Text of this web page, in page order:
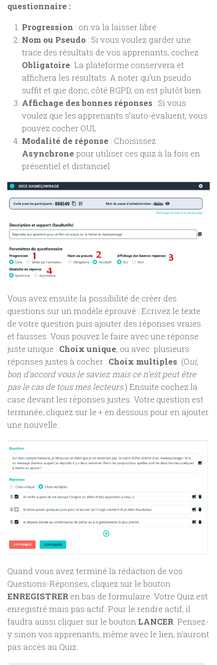
questionnaire :
Progression : on va la laisser libre
Nom ou Pseudo : Si vous voulez garder une
trace des résultats de vos apprenants, cochez
Obligatoire. La plateforme conservera et
affichera les résultats. A noter qu’un pseudo
suffit et que donc, côté RGPD, on est plutôt bien.
Affichage des bonnes réponses : Si vous
voulez que les apprenants s’auto-évaluent, vous
pouvez cocher OUI,
Modalité de réponse : Choisissez
Asynchrone pour utiliser ces quiz à la fois en
présentiel et distanciel
Vous avez ensuite la possibilité de créer des
questions sur un modèle éprouvé : Ecrivez le texte
de votre question puis ajouter des réponses vraies
et fausses. Vous pouvez le faire avec une réponse
juste unique : Choix unique, ou avec plusieurs
réponses justes à cocher : Choix multiples . (Oui,
bon d’accord vous le saviez mais ce n’est peut être
pas le cas de tous mes lecteurs.) Ensuite cochez la
case devant les réponses justes. Votre question est
terminée, cliquez sur le + en dessous pour en ajouter
une nouvelle.
Quand vous avez terminé la rédaction de vos
Questions-Réponses, cliquez sur le bouton
ENREGISTRER en bas de formulaire. Votre Quiz est
enregistré mais pas actif. Pour le rendre actif, il
faudra aussi cliquer sur le bouton LANCER. Pensez-
y sinon vos apprenants, même avec le lien, n’auront
pas accès au Quiz.